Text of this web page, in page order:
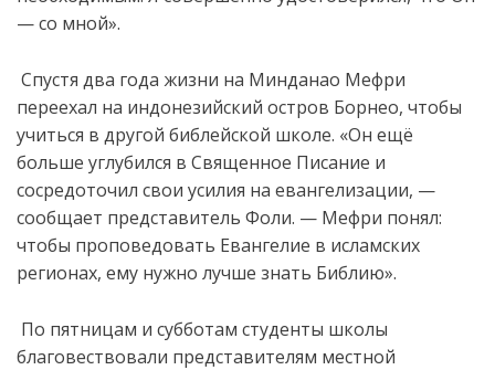
—со мной».
Спустя два года жизни на Минданао Мефри
переехал на индонезийский остров Борнео, чтобы
учиться в другой библейской школе. «Он ещё
больше углубился в Священное Писание и
сосредоточил свои усилия на евангелизации, —
сообщает представитель Фоли. — Мефри понял:
чтобы проповедовать Евангелие в исламских
регионах, ему нужно лучше знать Библию».
По пятницам и субботам студенты школы
благовествовали представителям местной